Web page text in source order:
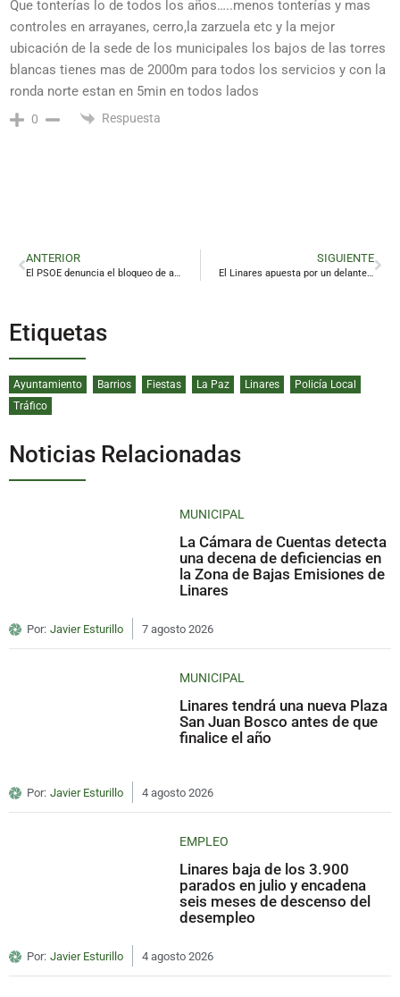
Que tonterías lo de todos los años…..menos tonterías y mas
controles en arrayanes, cerro,la zarzuela etc y la mejor
ubicación de la sede de los municipales los bajos de las torres
blancas tienes mas de 2000m para todos los servicios y con la
ronda norte estan en 5min en todos lados
0 Respuesta
ANTERIOR
El PSOE denuncia el bloqueo de acuerdos plenarios y reivindica un gran pulmón verde en Las Aguas
SIGUIENTE
El Linares apuesta por un delantero curtido en Segunda Federación
Etiquetas
Ayuntamiento Barrios Fiestas La Paz Linares
Policía Local
Tráfico
Noticias Relacionadas
MUNICIPAL
La Cámara de Cuentas detecta
una decena de deficiencias en
la Zona de Bajas Emisiones de
Linares
Por: Javier Esturillo 7 agosto 2026
MUNICIPAL
Linares tendrá una nueva Plaza
San Juan Bosco antes de que
finalice el año
Por: Javier Esturillo 4 agosto 2026
EMPLEO
Linares baja de los 3.900
parados en julio y encadena
seis meses de descenso del
desempleo
Por: Javier Esturillo 4 agosto 2026